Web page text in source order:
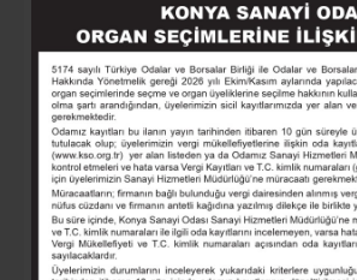
KOBİ’LER İÇİN DESTEK VE
PROGRAMI
25 - 25 Mart
Etkinlik Ayrıntıları
2 3 4 5 6